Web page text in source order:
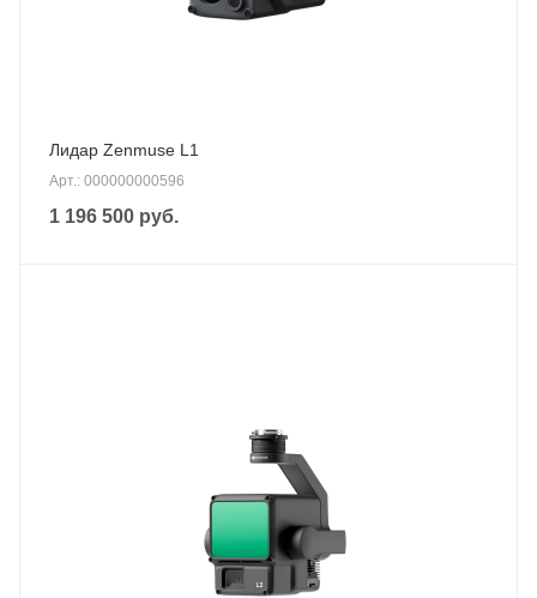
Лидар Zenmuse L1
Арт.: 000000000596
1 196 500 руб.